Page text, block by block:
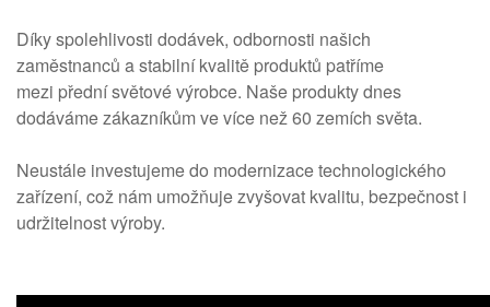
Díky spolehlivosti dodávek, odbornosti našich
zaměstnanců a stabilní kvalitě produktů patříme
mezi přední světové výrobce. Naše produkty dnes
dodáváme zákazníkům ve více než 60 zemích světa.
Neustále investujeme do modernizace technologického
zařízení, což nám umožňuje zvyšovat kvalitu, bezpečnost i
udržitelnost výroby.